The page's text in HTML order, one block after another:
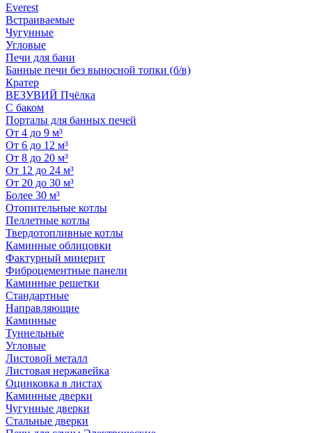
Everest
Встраиваемые
Чугунные
Угловые
Печи для бани
Банные печи без выносной топки (б/в)
Кратер
ВЕЗУВИЙ Пчёлка
С баком
Порталы для банных печей
От 4 до 9 м³
От 6 до 12 м³
От 8 до 20 м³
От 12 до 24 м³
От 20 до 30 м³
Более 30 м³
Отопительные котлы
Пеллетные котлы
Твердотопливные котлы
Каминные облицовки
Фактурный минерит
Фиброцементные панели
Каминные решетки
Стандартные
Направляющие
Каминные
Туннельные
Угловые
Листовой металл
Листовая нержавейка
Оцинковка в листах
Каминные дверки
Чугунные дверки
Стальные дверки